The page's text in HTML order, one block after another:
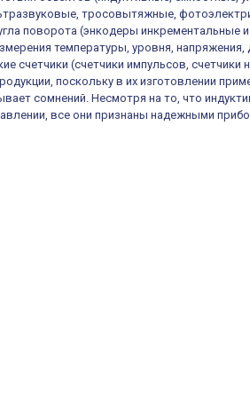
тросовытяжные,
поворота (энкодеры инкрементальные
температуры, уровня, напряжения,
счетчики (счетчики импульсов,
поскольку в их изготовлении
сомнений. Несмотря на то, что
все они признаны надежными